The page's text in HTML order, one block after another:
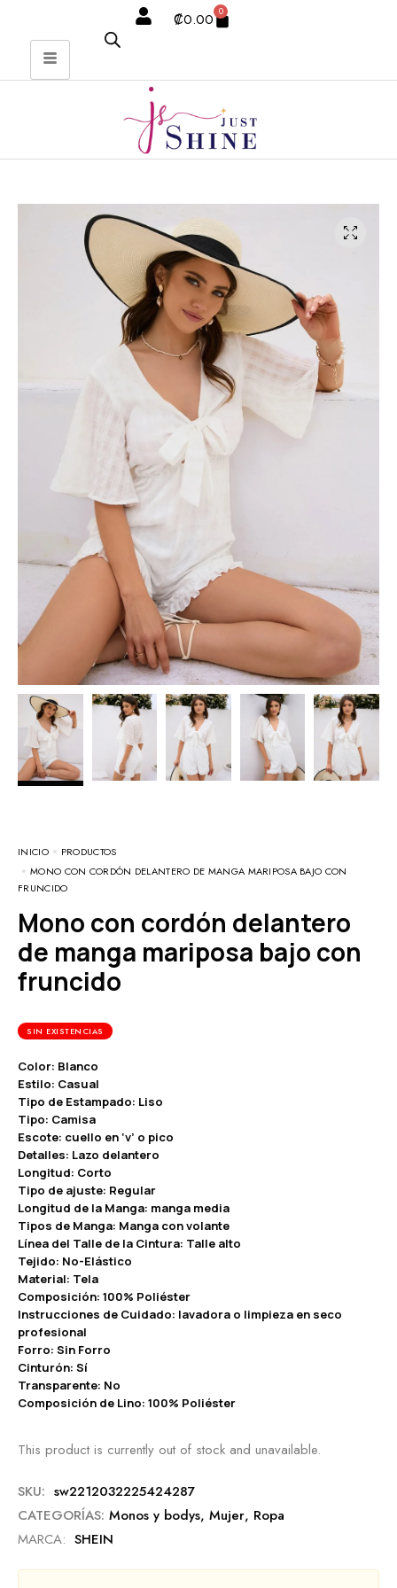
₡0.00 0
INICIO
PRODUCTOS
MONO CON CORDÓN DELANTERO DE MANGA MARIPOSA BAJO CON
FRUNCIDO
Mono con cordón delantero
de manga mariposa bajo con
fruncido
SIN EXISTENCIAS
Color: Blanco
Estilo: Casual
Tipo de Estampado: Liso
Tipo: Camisa
Escote: cuello en ‘v’ o pico
Detalles: Lazo delantero
Longitud: Corto
Tipo de ajuste: Regular
Longitud de la Manga: manga media
Tipos de Manga: Manga con volante
Línea del Talle de la Cintura: Talle alto
Tejido: No-Elástico
Material: Tela
Composición: 100% Poliéster
Instrucciones de Cuidado: lavadora o limpieza en seco
profesional
Forro: Sin Forro
Cinturón: Sí
Transparente: No
Composición de Lino: 100% Poliéster
This product is currently out of stock and unavailable.
SKU: sw2212032225424287
CATEGORÍAS: Monos y bodys, Mujer, Ropa
MARCA: SHEIN